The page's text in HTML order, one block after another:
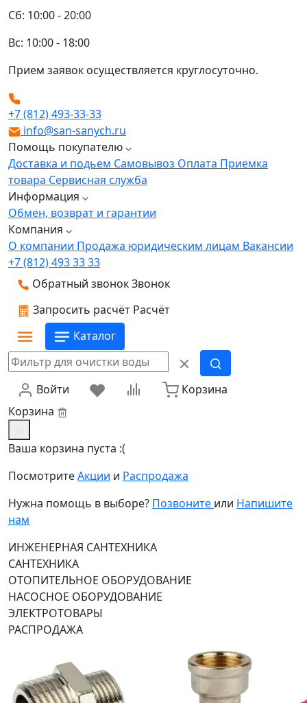
Сб: 10:00 - 20:00
Вс: 10:00 - 18:00
Прием заявок осуществляется круглосуточно.
+7 (812) 493-33-33
info@san-sanych.ru
Помощь покупателю
Доставка и подьем Самовывоз Оплата Приемка
товара Сервисная служба
Информация
Обмен, возврат и гарантии
Компания
О компании Продажа юридическим лицам Вакансии
+7 (812) 493 33 33
Обратный звонокЗвонок
Запросить расчёт Расчёт
Каталог
Войти
Корзина
Корзина
Ваша корзина пуста :(
ПосмотритеАкции и Распродажа
Нужна помощь в выборе? Позвоните или Напишите
нам
ИНЖЕНЕРНАЯ САНТЕХНИКА
САНТЕХНИКА
ОТОПИТЕЛЬНОЕ ОБОРУДОВАНИЕ
НАСОСНОЕ ОБОРУДОВАНИЕ
ЭЛЕКТРОТОВАРЫ
РАСПРОДАЖА